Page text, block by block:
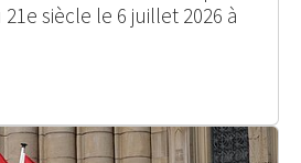
siècle le 6 juillet 2026 à